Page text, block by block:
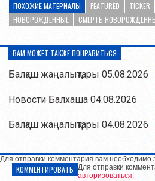
ПОХОЖИЕ МАТЕРИАЛЫ FEATURED TICKER
НОВОРОЖДЕННЫЕ
СМЕРТЬ
ВАМ МОЖЕТ ТАКЖЕ ПОНРАВИТЬСЯ
Балқаш жаңалықтары 05.08.2026
Новости Балхаша 04.08.2026
Балқаш жаңалықтары 04.08.2026
Для отправки комментария вам необходимо
КОММЕНТИРОВАТЬ Для отправки
авторизоваться.